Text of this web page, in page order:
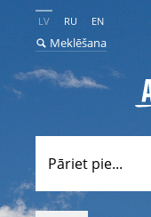
LV RU EN
Meklēšana